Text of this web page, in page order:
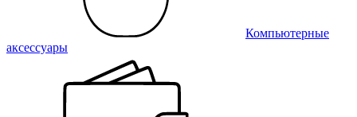
Компьютерные
аксессуары